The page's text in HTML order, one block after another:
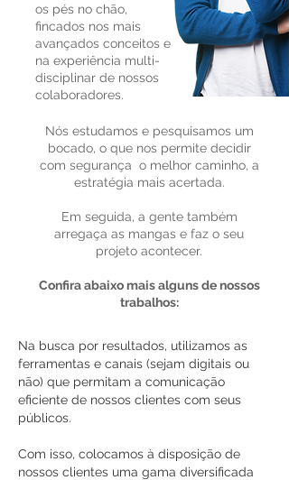
os pés no chão,
fincados nos mais
avançados conceitos e
na experiência multi-
disciplinar de nossos
colaboradores.
Nós estudamos e pesquisamos um
bocado, o que nos permite decidir
com segurança o melhor caminho, a
estratégia mais acertada.
Em seguida, a gente também
arregaça as mangas e faz o seu
projeto acontecer.
Confira abaixo mais alguns de nossos
trabalhos:
Na busca por resultados, utilizamos as
ferramentas e canais (sejam digitais ou
não) que permitam a comunicação
eficiente de nossos clientes com seus
públicos.
Com isso, colocamos à disposição de
nossos clientes uma gama diversificada